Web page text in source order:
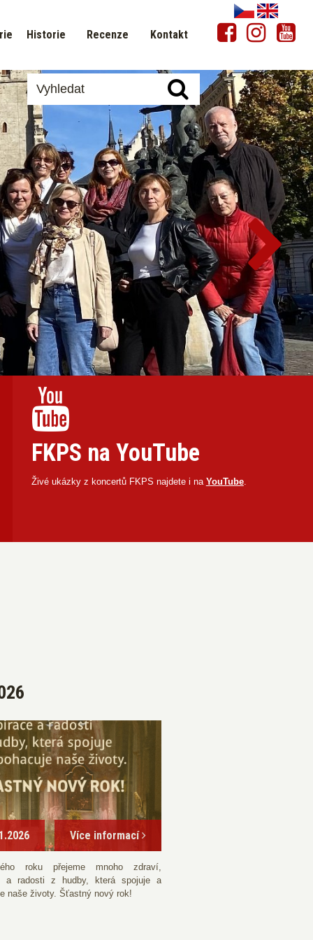
Historie Recenze Kontakt
FKPS na YouTube
Živé ukázky z koncertů FKPS najdete i na YouTube.
Více informací
roku přejeme mnoho zdraví,
a radosti z hudby, která spojuje a
naše životy. Šťastný nový rok!